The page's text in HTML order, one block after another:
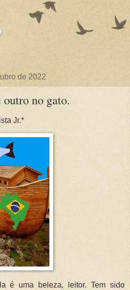
de 2022
no gato.
Jr.*
é uma beleza, leitor. Tem sido